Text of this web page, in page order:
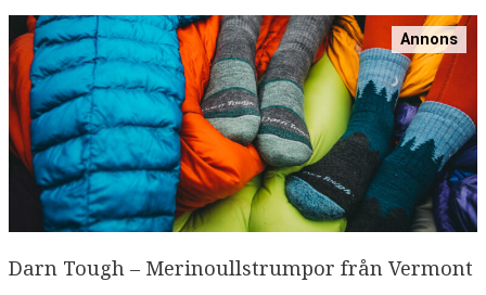
att
satsa
på
din
idrott
Annons
Darn Tough – Merinoullstrumpor från Vermont